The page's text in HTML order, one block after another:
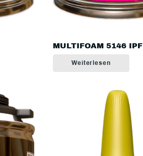
MULTIFOAM 5146 IPF
Weiterlesen